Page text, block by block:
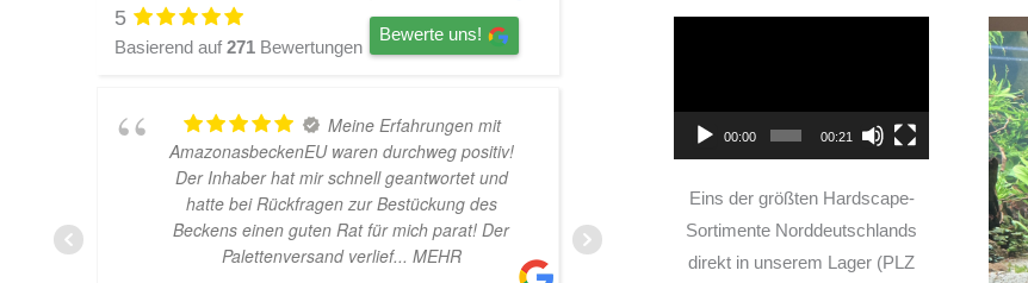
5
Basierend auf 271 Bewertungen
Bewerte uns!
TOP Hardscape im Laden
und sehr nette Beratung! Ich bin super Glücklich
mit meinem Beståbecken
Ich habe vor einem Jahr zwei
Rochen hier erworben. Von Anfang bis Ende
habe ich eine super kompetente und ehrliche
Beratung erhalten! Auch im Nachgang bei
Fragen, habe ich immer... MEHR
00:00 00:21
Eins der größten Hardscape-
Sortimente Norddeutschlands
direkt in unserem Lager (PLZ